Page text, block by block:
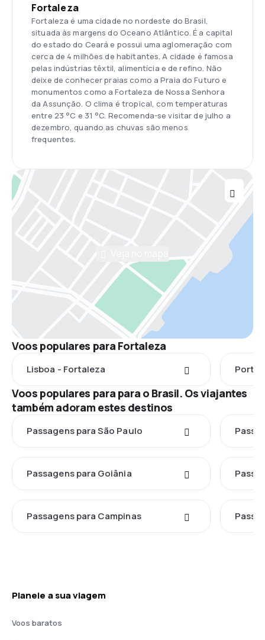
Fortaleza
Fortaleza é uma cidade no nordeste do Brasil,
situada às margens do Oceano Atlântico. É a capital
do estado do Ceará e possui uma aglomeração com
cerca de 4 milhões de habitantes. A cidade é famosa
pelas indústrias têxtil, alimentícia e de refino. Não
deixe de conhecer praias como a Praia do Futuro e
monumentos como a Fortaleza de Nossa Senhora
da Assunção. O clima é tropical, com temperaturas
entre 23 °C e 31 °C. Recomenda-se visitar de julho a
dezembro, quando as chuvas são menos
frequentes.
Voos populares para Fortaleza
Lisboa - Fortaleza Porto
Voos populares para para o Brasil. Os viajantes
também adoram estes destinos
Passagens para São Paulo
Passagens para Goiânia
Passagens para Campinas
Planeie a sua viagem
Voos baratos